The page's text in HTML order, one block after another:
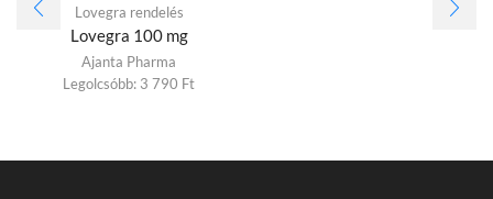
Lovegra rendelés
Lovegra 100 mg
Ajanta Pharma
Legolcsóbb: 3 790 Ft